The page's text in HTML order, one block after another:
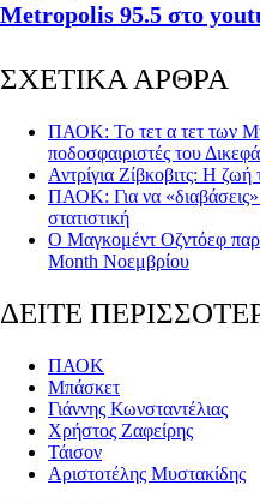
Metropolis 95.5 στο
ΣΧΕΤΙΚΑ ΑΡΘΡΑ
ΠΑΟΚ: Το τετ α τετ των
ποδοσφαιριστές του
Αντρίγια Ζίβκοβιτς: Η
ΠΑΟΚ: Για να «διαβάσεις»
στατιστική
Ο Μαγκομέντ Οζντόεφ
Month Νοεμβρίου
ΔΕΙΤΕ
ΠΑΟΚ
Μπάσκετ
Γιάννης Κωνσταντέλιας
Χρήστος Ζαφείρης
Τάισον
Αριστοτέλης Μυστακίδης